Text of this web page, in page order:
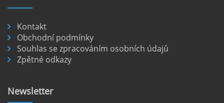
Pronájem auta na letišti Berlín.
Letiště Berlín Brandenburg (BER) je hlavním
dopravním uzlem pro cestovatele mířící do
okolních regionech bez omezení, pronájem
Kontakt
Obchodní podmínky
Souhlas se zpracováním osobních údajů
Zpětné odkazy
Newsletter